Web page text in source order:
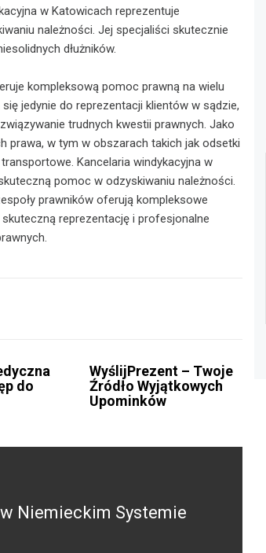
w Katowicach reprezentuje
należności. Jej specjaliści skutecznie
dłużników.
kompleksową pomoc prawną na wielu
jedynie do reprezentacji klientów w sądzie,
trudnych kwestii prawnych. Jako
prawa, w tym w obszarach takich jak odsetki
Kancelaria windykacyjna w
pomoc w odzyskiwaniu należności.
prawników oferują kompleksowe
reprezentację i profesjonalne
do
WyślijPrezent – Twoje
Źródło Wyjątkowych
Upominków
Niemieckim Systemie